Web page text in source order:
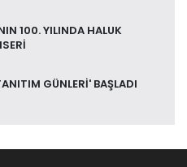
100. YILINDA HALUK
GÜNLERİ' BAŞLADI